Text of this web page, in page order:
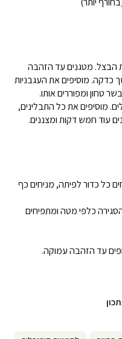
הבצל. מטגנים עד הזהבה
כדקה. מוסיפים את העגבניות
מוסיפים בשר טחון ומפוררים אותו.
מוסיפים את כל התבלינים,
עוד חמש דקות ומצננים.
גרם כ"א. פותחים כל כדור לפיתה, מניחים כף
כלפי מטה ומתפיחים
עד הזהבה עמוקה.